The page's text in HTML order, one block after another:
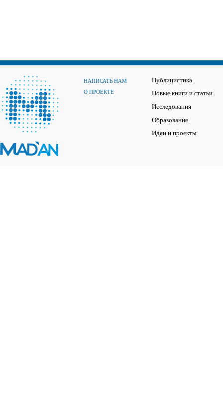
НАПИСАТЬ НАМ
О ПРОЕКТЕ
Публицистика
Новые книги и статьи
Исследования
Образование
Идеи и проекты